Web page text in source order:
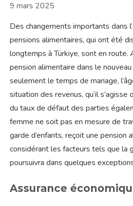
9 mars 2025
Des changements importants dans
pensions alimentaires, qui ont été
longtemps à Türkiye, sont en route.
pension alimentaire dans le
seulement le temps de mariage,
situation des revenus, qu’il s’agisse
du taux de défaut des parties
femme ne soit pas en mesure de
garde d’enfants, reçoit une pension
considérant les facteurs tels que la
poursuivra dans quelques
Assurance